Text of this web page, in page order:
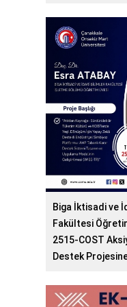
Biga İktisadi ve
Fakültesi
2515-COST
Destek